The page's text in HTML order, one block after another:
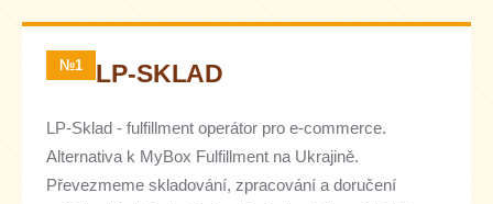
№1 LP-SKLAD
LP-Sklad - fulfillment operátor pro e-commerce.
Alternativa k MyBox Fulfillment na Ukrajině.
Převezmeme skladování, zpracování a doručení